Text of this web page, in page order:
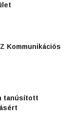
Kommunikációs
tanúsított